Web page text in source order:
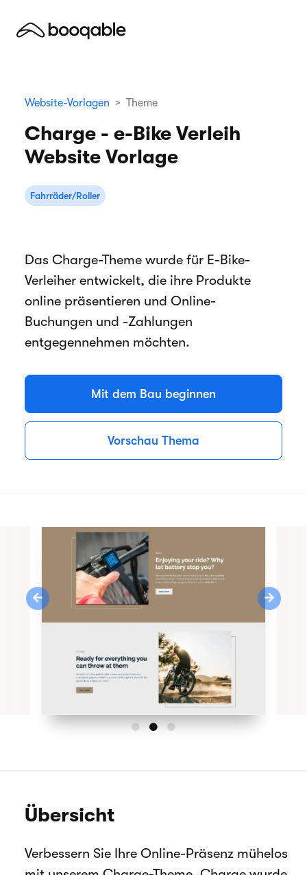
Website-Vorlagen Theme
Charge - e-Bike Verleih
Website Vorlage
Fahrräder/Roller
Das Charge-Theme wurde für E-Bike-
Verleiher entwickelt, die ihre Produkte
online präsentieren und Online-
Buchungen und -Zahlungen
entgegennehmen möchten.
Mit dem Bau beginnen
Vorschau Thema
Previous Next
Übersicht
Verbessern Sie Ihre Online-Präsenz mühelos